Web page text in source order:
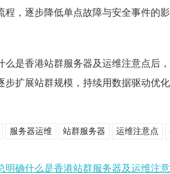
程，逐步降低单点故障与安全事件的
么是香港站群服务器及运维注意点后
步扩展站群规模，持续用数据驱动优
服务器运维 站群服务器 运维注意点
明确什么是香港站群服务器及运维注